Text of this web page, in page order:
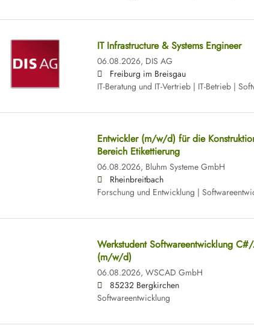
IT Infrastructure & Systems Engineer
06.08.2026, DIS AG
Freiburg im Breisgau
IT-Beratung und IT-Vertrieb | IT-Betrieb |
Entwickler (m/w/d) für die
Bereich Etikettierung
06.08.2026, Bluhm Systeme GmbH
Rheinbreitbach
Forschung und Entwicklung |
Werkstudent Softwareentwicklung
(m/w/d)
06.08.2026, WSCAD GmbH
85232 Bergkirchen
Softwareentwicklung